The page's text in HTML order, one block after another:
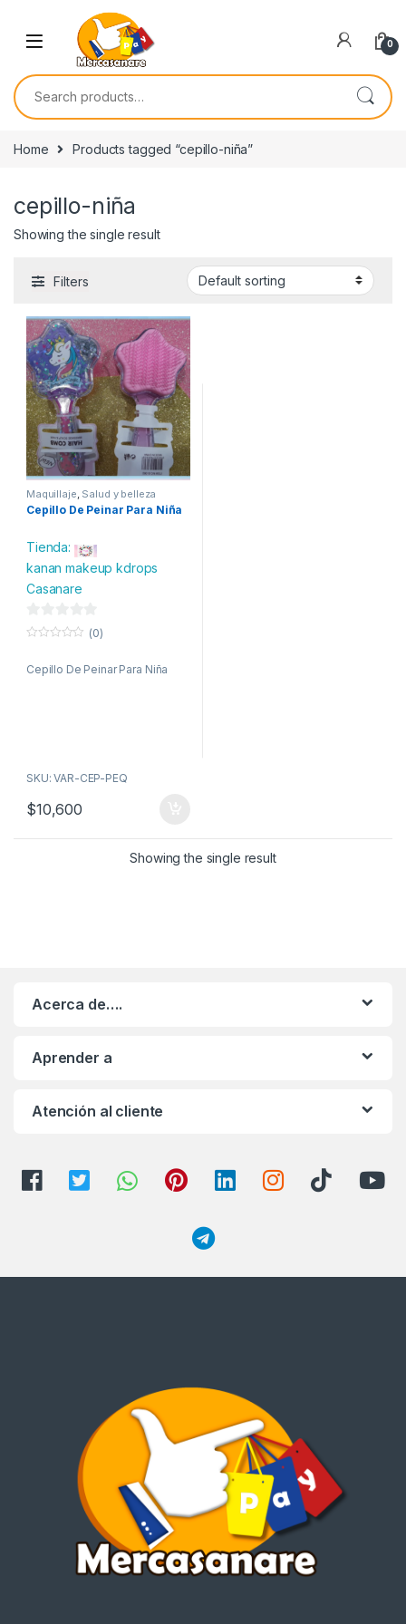
Skip to navigation
0
Search for:
Home Products tagged “cepillo-niña”
cepillo-niña
Showing the single result
Filters
Maquillaje Salud y belleza
Cepillo De Peinar Para Niña
Tienda:
kanan makeup kdrops
Casanare
0
e
u
(0)
Cepillo De Peinar Para Niña
SKU: VAR-CEP-PEQ
$10,600
Showing the single result
Acerca de….
Aprender a
Atención al cliente